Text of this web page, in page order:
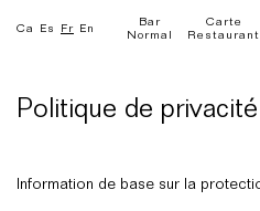
Ca Es Fr En
Bar
Normal
Carte
Restaurant
Politique de privacité
Information de base sur la